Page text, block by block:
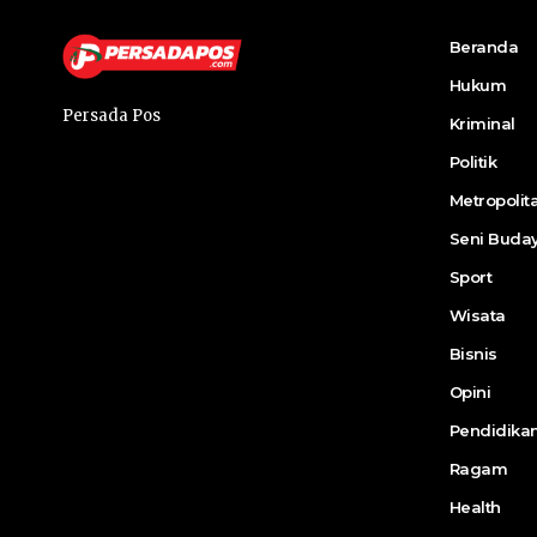
Persada Pos
Beranda
Hukum
Kriminal
Politik
Seni
Sport
Wisata
Bisnis
Opini
Ragam
Health